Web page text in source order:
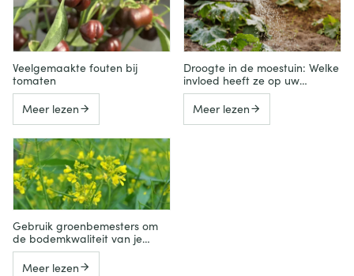
Veelgemaakte fouten bij
tomaten
Meer lezen
Droogte in de moestuin: Welke
invloed heeft ze op uw
groenten en hoe beschermt u
uw gewassen?
Meer lezen
Gebruik groenbemesters om
de bodemkwaliteit van je
moestuin te verbeteren
Meer lezen